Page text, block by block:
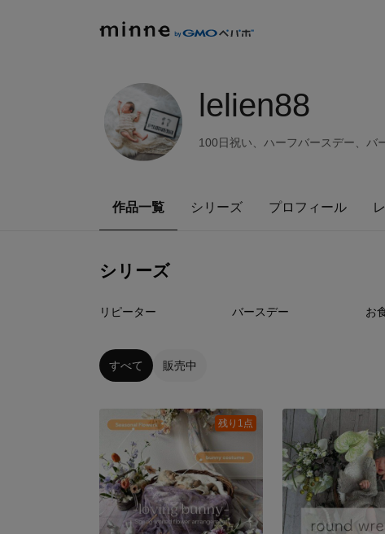
lelien88
100日祝い、ハーフバースデー、バ
作品一覧 シリーズ プロフィール
シリーズ
リピーター バースデー お
すべて 販売中
残り1点